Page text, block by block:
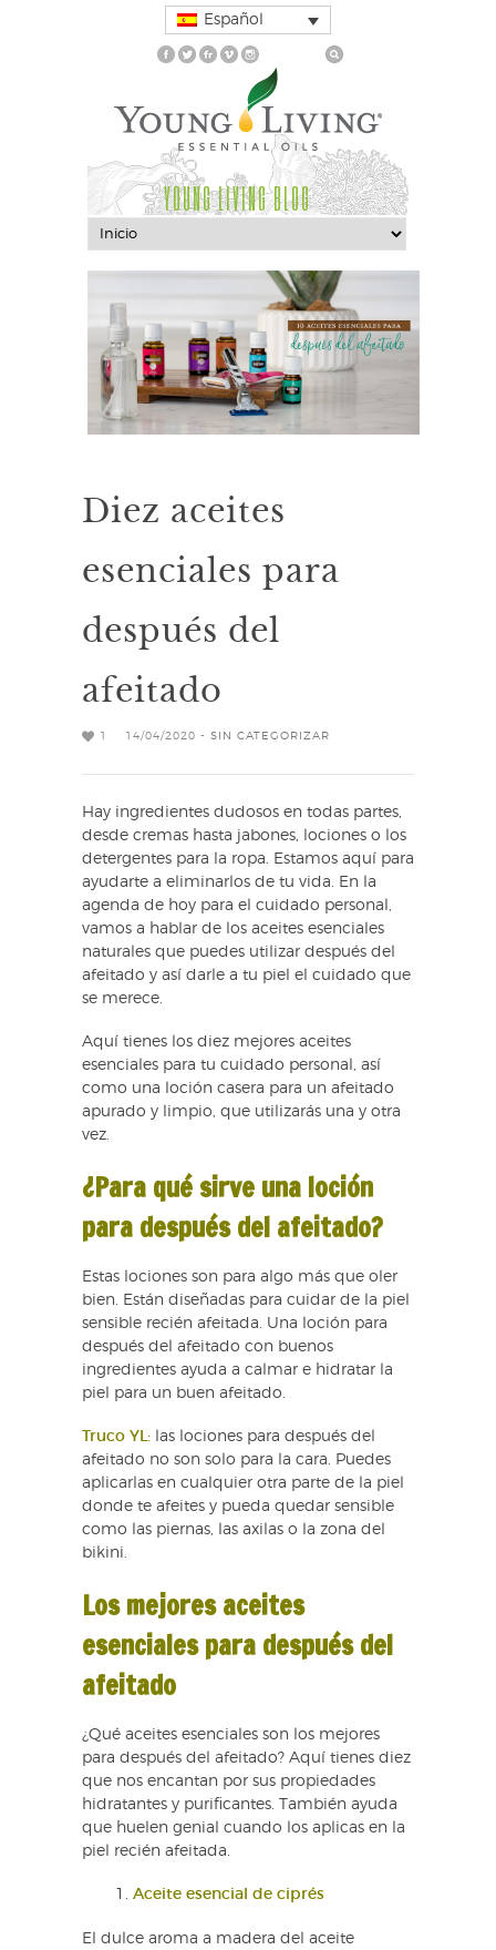
Español
YOUNG LIVING BLOG
Diez aceites
esenciales para
después del
afeitado
1 14/04/2020 - SIN CATEGORIZAR
Hay ingredientes dudosos en todas partes,
desde cremas hasta jabones, lociones o los
detergentes para la ropa. Estamos aquí para
ayudarte a eliminarlos de tu vida. En la
agenda de hoy para el cuidado personal,
vamos a hablar de los aceites esenciales
naturales que puedes utilizar después del
afeitado y así darle a tu piel el cuidado que
se merece.
Aquí tienes los diez mejores aceites
esenciales para tu cuidado personal, así
como una loción casera para un afeitado
apurado y limpio, que utilizarás una y otra
vez.
¿Para qué sirve una loción
para después del afeitado?
Estas lociones son para algo más que oler
bien. Están diseñadas para cuidar de la piel
sensible recién afeitada. Una loción para
después del afeitado con buenos
ingredientes ayuda a calmar e hidratar la
piel para un buen afeitado.
Truco YL: las lociones para después del
afeitado no son solo para la cara. Puedes
aplicarlas en cualquier otra parte de la piel
donde te afeites y pueda quedar sensible
como las piernas, las axilas o la zona del
bikini.
Los mejores aceites
esenciales para después del
afeitado
¿Qué aceites esenciales son los mejores
para después del afeitado? Aquí tienes diez
que nos encantan por sus propiedades
hidratantes y purificantes. También ayuda
que huelen genial cuando los aplicas en la
piel recién afeitada.
Aceite esencial de ciprés
El dulce aroma a madera del aceite